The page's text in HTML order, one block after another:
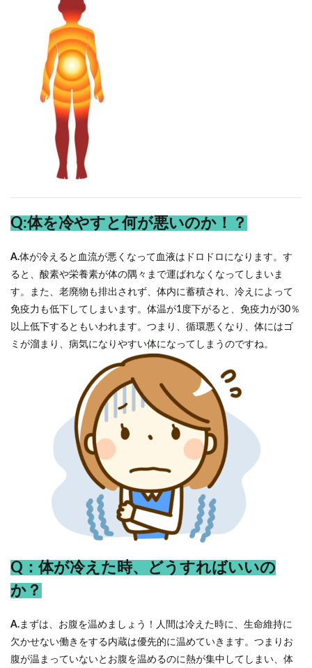
Q:体を冷やすと何が悪いのか！？
A.体が冷えると血流が悪くなって血液はドロドロになります。す
ると、酸素や栄養素が体の隅々まで運ばれなくなってしまいま
す。また、老廃物も排出されず、体内に蓄積され、冷えによって
免疫力も低下してしまいます。体温が1度下がると、免疫力が30％
以上低下するともいわれます。つまり、循環悪くなり、体にはゴ
ミが溜まり、病気になりやすい体になってしまうのですね。
Q：体が冷えた時、どうすればいいの
か？
A.まずは、お腹を温めましょう！人間は冷えた時に、生命維持に
欠かせない働きをする内蔵は優先的に温めていきます。つまりお
腹が温まっていないとお腹を温めるのに熱が集中してしまい、体